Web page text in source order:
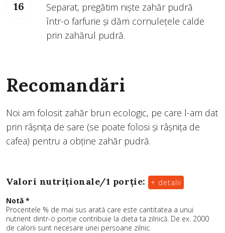
Separat, pregătim niște zahăr pudră
într-o farfurie și dăm cornulețele calde
prin zahărul pudră.
Recomandări
Noi am folosit zahăr brun ecologic, pe care l-am dat
prin râşniţa de sare (se poate folosi şi râşniţa de
cafea) pentru a obţine zahăr pudră.
Valori nutriționale/1 porție:
+ detalii
Notă *
Procentele % de mai sus arată care este cantitatea a unui
nutrient dintr-o porție contribuie la dieta ta zilnică. De ex. 2000
de calorii sunt necesare unei persoane zilnic.